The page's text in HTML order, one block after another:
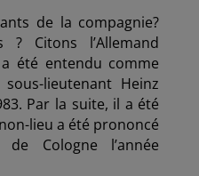
de la compagnie?
? Citons l’Allemand
été entendu comme
lieutenant Heinz
Par la suite, il a été
lieu a été prononcé
Cologne l’année